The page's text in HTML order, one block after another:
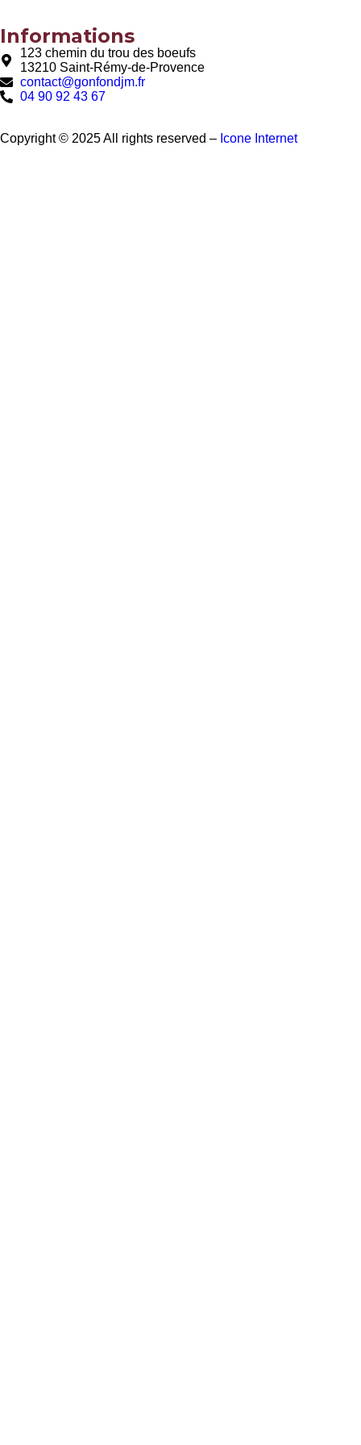
Informations
123 chemin du trou des boeufs
13210 Saint-Rémy-de-Provence
contact@gonfondjm.fr
04 90 92 43 67
Copyright © 2025 All rights reserved – Icone Internet